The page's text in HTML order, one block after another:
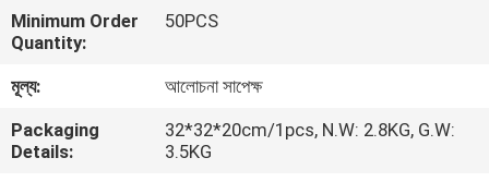
আমাদের
কারখানা
Minimum Order
Quantity:
50PCS
মূল্য:
আলোচনা সাপেক্ষ
Packaging
Details:
32*32*20cm/1pcs, N.W: 2.8KG, G.W:
3.5KG